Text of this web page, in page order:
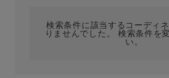
検索条件に該当するコーディ
りませんでした。 検索条件を
い。